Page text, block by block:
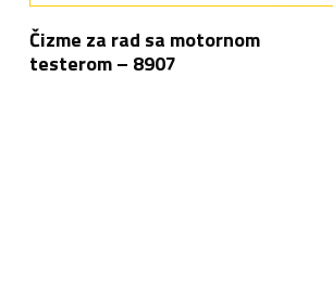
Čizme za rad sa motornom
testerom – 8907